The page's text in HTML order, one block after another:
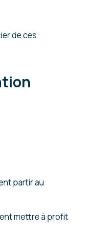
de ces
partir au
mettre à profit